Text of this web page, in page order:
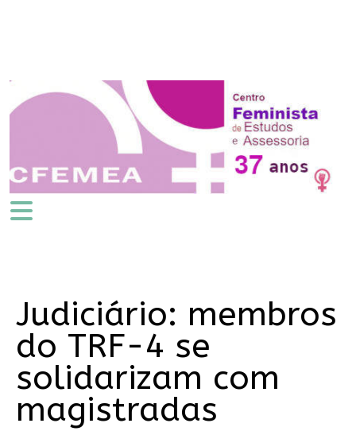
Judiciário: membros
do TRF-4 se
solidarizam com
magistradas